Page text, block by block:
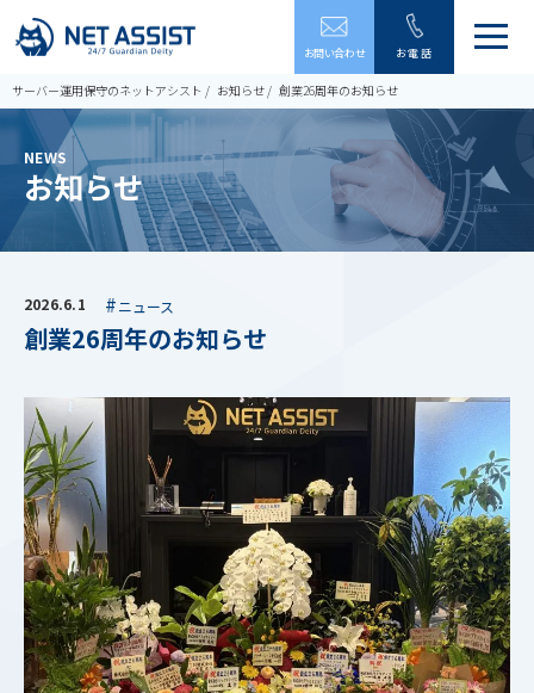
お問い合わせ お電話
メ
ー
閉
す
る
サーバー運用保守のネットアシスト お知らせ 創業26周年のお知らせ
NEWS
お知らせ
2026.6.1 ニュース
創業26周年のお知らせ